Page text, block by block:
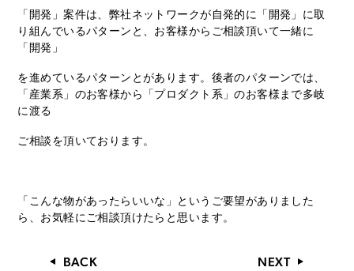
「開発」案件は、弊社ネットワークが自発的に「開発」に取
り組んでいるパターンと、お客様からご相談頂いて一緒に
「開発」
を進めているパターンとがあります。後者のパターンでは、
「産業系」のお客様から「プロダクト系」のお客様まで多岐
に渡る
ご相談を頂いております。
「こんな物があったらいいな」というご要望がありました
ら、お気軽にご相談頂けたらと思います。
BACK NEXT